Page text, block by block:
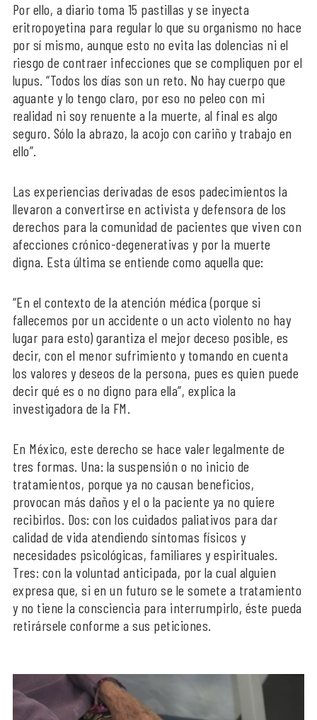
Por ello, a diario toma 15 pastillas y se inyecta
eritropoyetina para regular lo que su organismo no hace
por sí mismo, aunque esto no evita las dolencias ni el
riesgo de contraer infecciones que se compliquen por el
lupus. “Todos los días son un reto. No hay cuerpo que
aguante y lo tengo claro, por eso no peleo con mi
realidad ni soy renuente a la muerte, al final es algo
seguro. Sólo la abrazo, la acojo con cariño y trabajo en
ello”.
Las experiencias derivadas de esos padecimientos la
llevaron a convertirse en activista y defensora de los
derechos para la comunidad de pacientes que viven con
afecciones crónico-degenerativas y por la muerte
digna. Esta última se entiende como aquella que:
“En el contexto de la atención médica (porque si
fallecemos por un accidente o un acto violento no hay
lugar para esto) garantiza el mejor deceso posible, es
decir, con el menor sufrimiento y tomando en cuenta
los valores y deseos de la persona, pues es quien puede
decir qué es o no digno para ella”, explica la
investigadora de la FM.
En México, este derecho se hace valer legalmente de
tres formas. Una: la suspensión o no inicio de
tratamientos, porque ya no causan beneficios,
provocan más daños y el o la paciente ya no quiere
recibirlos. Dos: con los cuidados paliativos para dar
calidad de vida atendiendo síntomas físicos y
necesidades psicológicas, familiares y espirituales.
Tres: con la voluntad anticipada, por la cual alguien
expresa que, si en un futuro se le somete a tratamiento
y no tiene la consciencia para interrumpirlo, éste pueda
retirársele conforme a sus peticiones.